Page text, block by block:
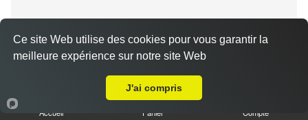
chorizo, poivrons
Accueil Panier Compte
Ce site Web utilise des cookies pour vous garantir la
meilleure expérience sur notre site Web
J'ai compris